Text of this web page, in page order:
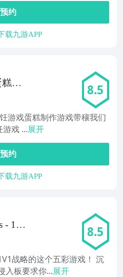
预约
载九游APP
制
8.5
游戏蛋糕制作游戏带穰我们
戏 ...展开
预约
载九游APP
- 1v1
8.5
战略的这个五彩游戏！ 沉
入板要求你...展开